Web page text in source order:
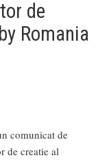
de
Romania
comunicat de
de creatie al